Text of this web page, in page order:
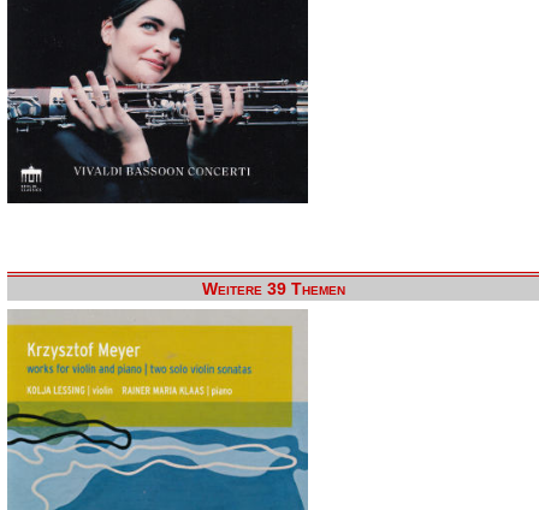
Weitere 39 Themen